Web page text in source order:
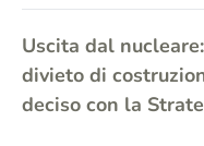
Uscita dal
divieto di
deciso con la